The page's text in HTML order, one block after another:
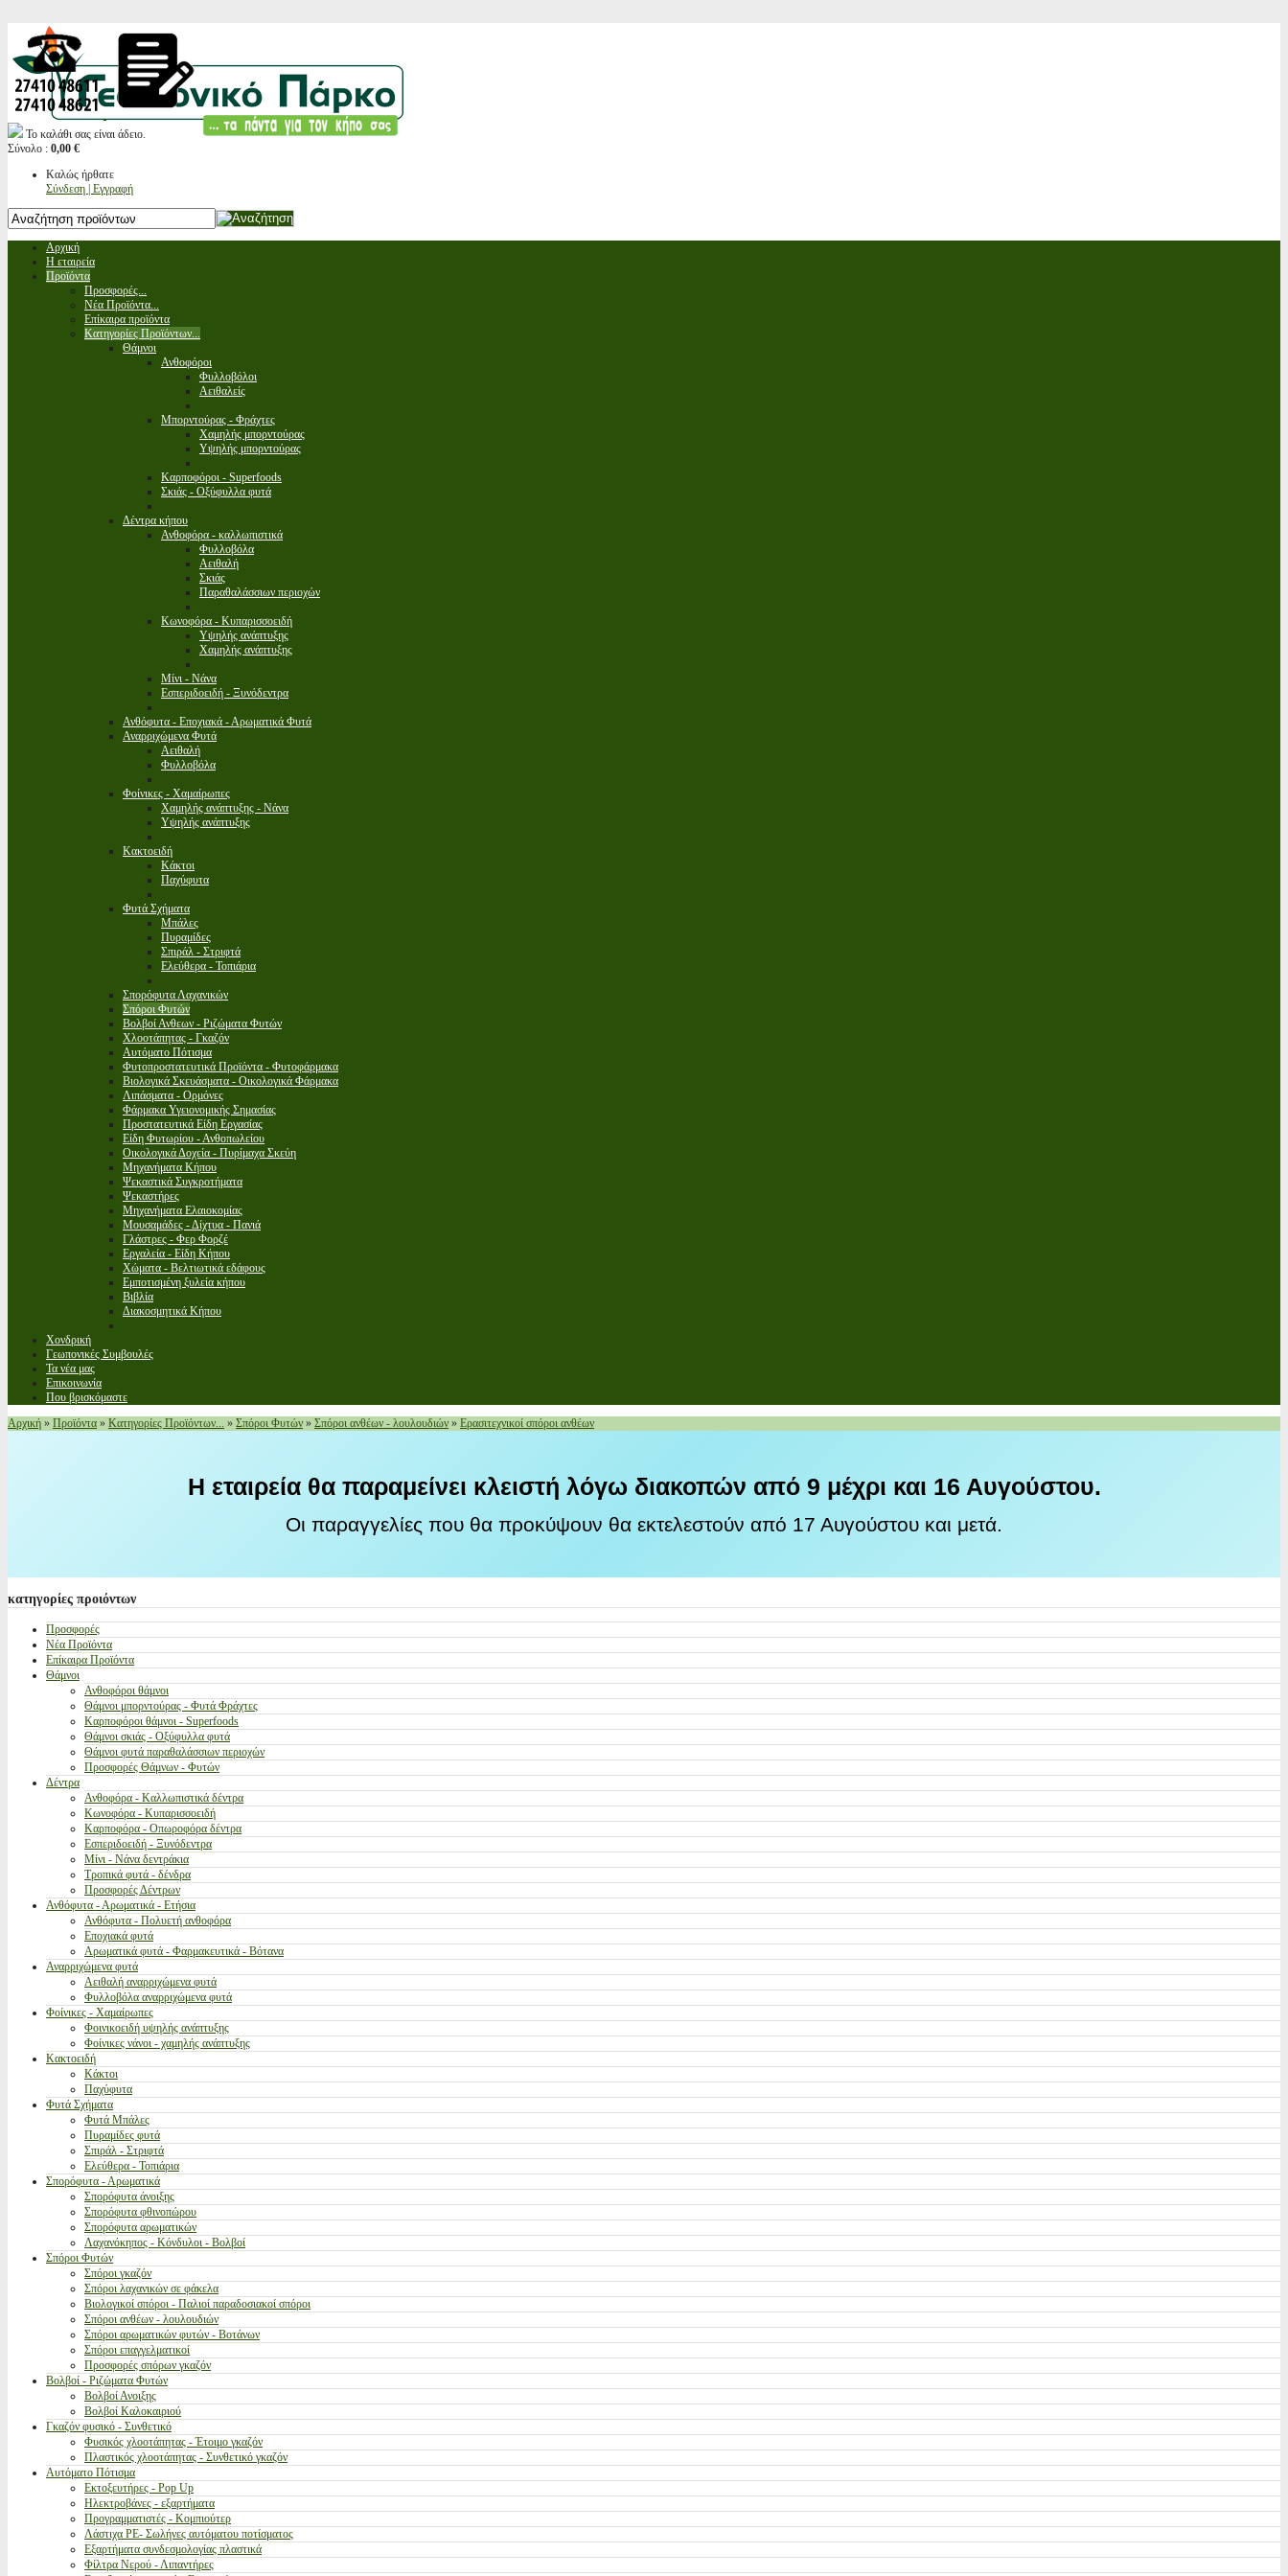
Το καλάθι σας είναι άδειο.
Σύνολο : 0,00 €
Καλώς ήρθατε
Σύνδεση | Εγγραφή
Αρχική
Η εταιρεία
Προϊόντα
Προσφορές...
Νέα Προϊόντα...
Επίκαιρα προϊόντα
Κατηγορίες Προϊόντων...
Θάμνοι
Ανθοφόροι
Φυλλοβόλοι
Αειθαλείς
Μπορντούρας - Φράχτες
Χαμηλής μπορντούρας
Υψηλής μπορντούρας
Καρποφόροι - Superfoods
Σκιάς - Οξύφυλλα φυτά
Δέντρα κήπου
Ανθοφόρα - καλλωπιστικά
Φυλλοβόλα
Αειθαλή
Σκιάς
Παραθαλάσσιων περιοχών
Κωνοφόρα - Κυπαρισσοειδή
Υψηλής ανάπτυξης
Χαμηλής ανάπτυξης
Μίνι - Νάνα
Εσπεριδοειδή - Ξυνόδεντρα
Ανθόφυτα - Εποχιακά - Αρωματικά Φυτά
Αναρριχώμενα Φυτά
Αειθαλή
Φυλλοβόλα
Φοίνικες - Χαμαίρωπες
Χαμηλής ανάπτυξης - Νάνα
Υψηλής ανάπτυξης
Κακτοειδή
Κάκτοι
Παχύφυτα
Φυτά Σχήματα
Μπάλες
Πυραμίδες
Σπιράλ - Στριφτά
Ελεύθερα - Τοπιάρια
Σπορόφυτα Λαχανικών
Σπόροι Φυτών
Βολβοί Ανθεων - Ριζώματα Φυτών
Χλοοτάπητας - Γκαζόν
Αυτόματο Πότισμα
Φυτοπροστατευτικά Προϊόντα - Φυτοφάρμακα
Βιολογικά Σκευάσματα - Οικολογικά Φάρμακα
Λιπάσματα - Ορμόνες
Φάρμακα Υγειονομικής Σημασίας
Προστατευτικά Είδη Εργασίας
Είδη Φυτωρίου - Ανθοπωλείου
Οικολογικά Δοχεία - Πυρίμαχα Σκεύη
Μηχανήματα Κήπου
Ψεκαστικά Συγκροτήματα
Ψεκαστήρες
Μηχανήματα Ελαιοκομίας
Μουσαμάδες - Δίχτυα - Πανιά
Γλάστρες - Φερ Φορζέ
Εργαλεία - Είδη Κήπου
Χώματα - Βελτιωτικά εδάφους
Εμποτισμένη ξυλεία κήπου
Βιβλία
Διακοσμητικά Κήπου
Χονδρική
Γεωπονικές Συμβουλές
Τα νέα μας
Επικοινωνία
Που βρισκόμαστε
Αρχική » Προϊόντα » Κατηγορίες Προϊόντων... » Σπόροι Φυτών » Σπόροι ανθέων - λουλουδιών » Ερασιτεχνικοί σπόροι ανθέων
Η εταιρεία θα παραμείνει κλειστή λόγω διακοπών από 9 μέχρι και 16 Αυγούστου.
Οι παραγγελίες που θα προκύψουν θα εκτελεστούν από 17 Αυγούστου και μετά.
κατηγορίες προιόντων
Προσφορές
Νέα Προϊόντα
Επίκαιρα Προϊόντα
Θάμνοι
Ανθοφόροι θάμνοι
Θάμνοι μπορντούρας - Φυτά Φράχτες
Καρποφόροι θάμνοι - Superfoods
Θάμνοι σκιάς - Οξύφυλλα φυτά
Θάμνοι φυτά παραθαλάσσιων περιοχών
Προσφορές Θάμνων - Φυτών
Δέντρα
Ανθοφόρα - Καλλωπιστικά δέντρα
Κωνοφόρα - Κυπαρισσοειδή
Καρποφόρα - Οπωροφόρα δέντρα
Εσπεριδοειδή - Ξυνόδεντρα
Μίνι - Νάνα δεντράκια
Τροπικά φυτά - δένδρα
Προσφορές Δέντρων
Ανθόφυτα - Αρωματικά - Ετήσια
Ανθόφυτα - Πολυετή ανθοφόρα
Εποχιακά φυτά
Αρωματικά φυτά - Φαρμακευτικά - Βότανα
Αναρριχώμενα φυτά
Αειθαλή αναρριχώμενα φυτά
Φυλλοβόλα αναρριχώμενα φυτά
Φοίνικες - Χαμαίρωπες
Φοινικοειδή υψηλής ανάπτυξης
Φοίνικες νάνοι - χαμηλής ανάπτυξης
Κακτοειδή
Κάκτοι
Παχύφυτα
Φυτά Σχήματα
Φυτά Μπάλες
Πυραμίδες φυτά
Σπιράλ - Στριφτά
Ελεύθερα - Τοπιάρια
Σπορόφυτα - Αρωματικά
Σπορόφυτα άνοιξης
Σπορόφυτα φθινοπώρου
Σπορόφυτα αρωματικών
Λαχανόκηπος - Κόνδυλοι - Βολβοί
Σπόροι Φυτών
Σπόροι γκαζόν
Σπόροι λαχανικών σε φάκελα
Βιολογικοί σπόροι - Παλιοί παραδοσιακοί σπόροι
Σπόροι ανθέων - λουλουδιών
Σπόροι αρωματικών φυτών - Βοτάνων
Σπόροι επαγγελματικοί
Προσφορές σπόρων γκαζόν
Βολβοί - Ριζώματα Φυτών
Βολβοί Ανοιξης
Βολβοί Καλοκαιριού
Γκαζόν φυσικό - Συνθετικό
Φυσικός χλοοτάπητας - Έτοιμο γκαζόν
Πλαστικός χλοοτάπητας - Συνθετικό γκαζόν
Αυτόματο Πότισμα
Εκτοξευτήρες - Pop Up
Ηλεκτροβάνες - εξαρτήματα
Προγραμματιστές - Κομπιούτερ
Λάστιχα PE- Σωλήνες αυτόματου ποτίσματος
Εξαρτήματα συνδεσμολογίας πλαστικά
Φίλτρα Νερού - Λιπαντήρες